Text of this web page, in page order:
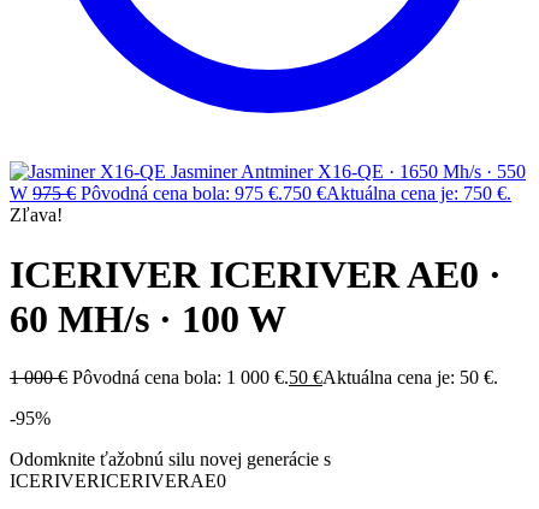
Jasminer Antminer X16-QE · 1650 Mh/s · 550
W 975€ Pôvodná cena bola: 975 €.750 €Aktuálna cena je: 750 €.
Zľava!
ICERIVER ICERIVER AE0 ·
60 MH/s · 100 W
1 000€ Pôvodná cena bola: 1 000 €.50 €Aktuálna cena je: 50 €.
-95%
Odomknite ťažobnú silu novej generácie s
ICERIVERICERIVERAE0